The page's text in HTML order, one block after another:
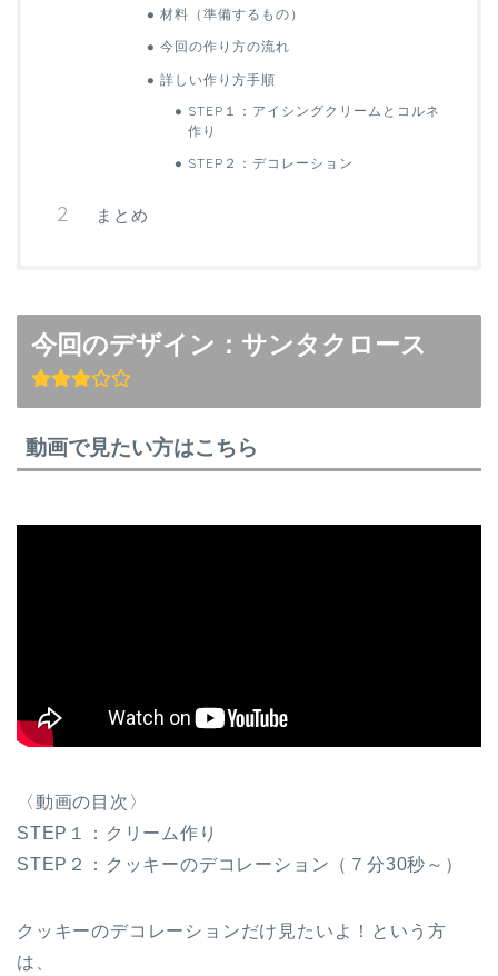
材料（準備するもの）
今回の作り方の流れ
詳しい作り方手順
STEP１：アイシングクリームとコルネ
作り
STEP２：デコレーション
まとめ
今回のデザイン：サンタクロース
動画で見たい方はこちら
〈動画の目次〉
STEP１：クリーム作り
STEP２：クッキーのデコレーション（７分30秒～）
クッキーのデコレーションだけ見たいよ！という方
は、